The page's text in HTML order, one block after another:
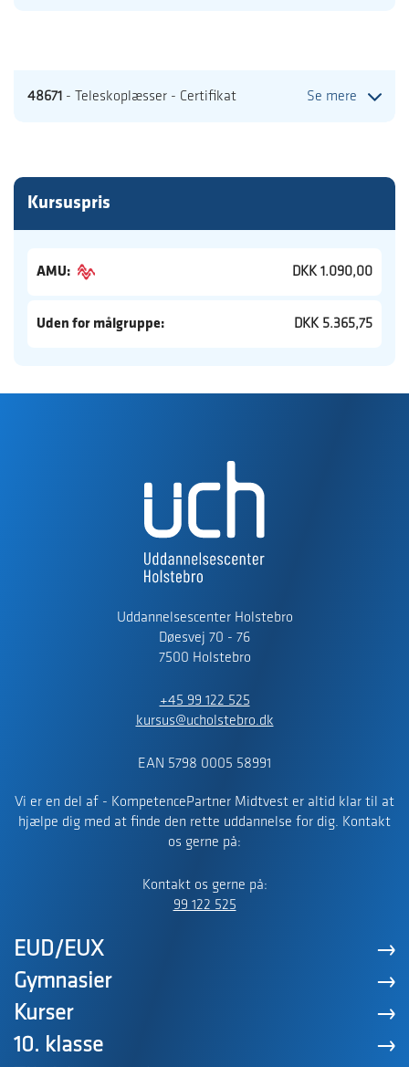
48671 - Teleskoplæsser - Certifikat Se mere
Kursuspris
AMU: DKK 1.090,00
Uden for målgruppe: DKK 5.365,75
Uddannelsescenter Holstebro
Døesvej 70 - 76
7500 Holstebro
+45 99 122 525
kursus@ucholstebro.dk
EAN 5798 0005 58991
Vi er en del af - KompetencePartner Midtvest er altid klar til at
hjælpe dig med at finde den rette uddannelse for dig. Kontakt
os gerne på:
Kontakt os gerne på:
99 122 525
EUD/EUX
Gymnasier
Kurser
10. klasse